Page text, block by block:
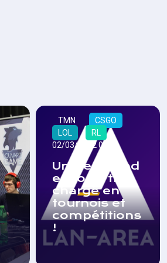
TMN
CSGO
LOL
RL
02/03/2022 08:33
Un week-end
esportif très
chargé en
tournois et
compétitions
!